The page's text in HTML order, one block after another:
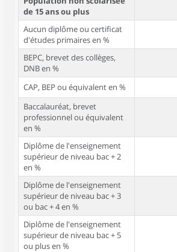
de 15 ans ou plus
Aucun diplôme ou certificat
d'études primaires en %
BEPC, brevet des collèges,
DNB en %
CAP, BEP ou équivalent en %
Baccalauréat, brevet
professionnel ou équivalent
en %
Diplôme de l'enseignement
supérieur de niveau bac + 2
en %
Diplôme de l'enseignement
supérieur de niveau bac + 3
ou bac + 4 en %
Diplôme de l'enseignement
supérieur de niveau bac + 5
ou plus en %